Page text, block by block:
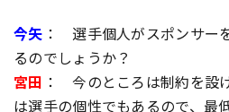
今矢 ： 選手個人がスポンサー
るのでしょうか？
宮田 ： 今のところは制約を設
は選手の個性でもあるので、最